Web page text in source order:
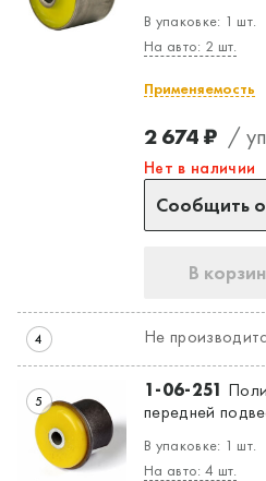
В упаковке: 1 шт.
На авто: 2 шт.
Применяемость
2 674 ₽ /
Нет в наличии
Сообщить о
В
4 Не
5 1-06-251
передней
В упаковке: 1 шт.
На авто: 4 шт.